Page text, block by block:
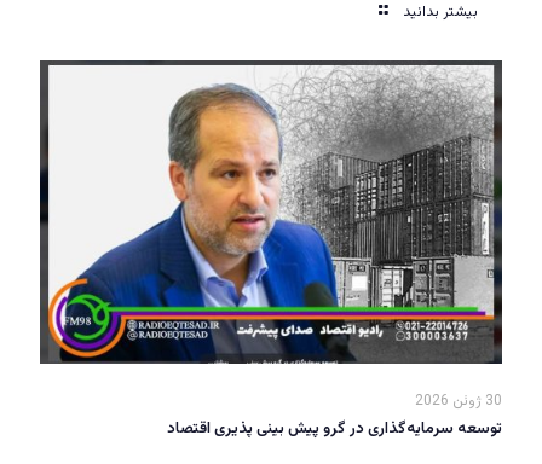
بیشتر بدانید
30 ژوئن 2026
توسعه سرمایه‌گذاری در گرو پیش بینی پذیری اقتصاد